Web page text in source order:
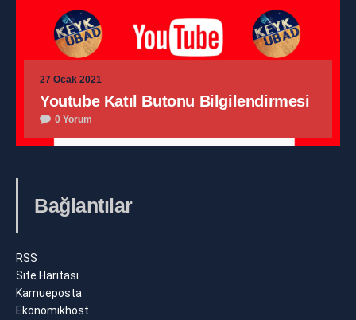
27 Ocak 2021
Youtube Katıl Butonu Bilgilendirmesi
0 Yorum
Bağlantılar
RSS
Site Haritası
Kamueposta
Ekonomikhost